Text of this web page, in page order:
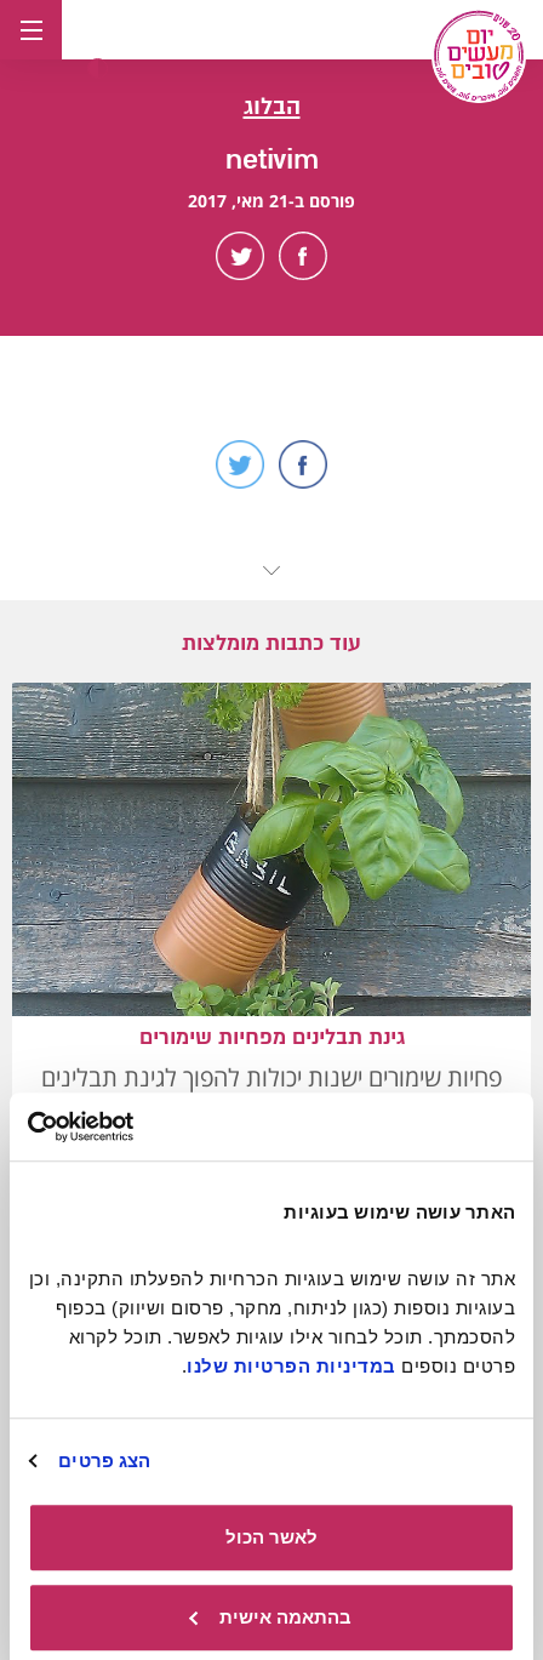
האתר עושה שימוש בעוגיות
פרטים נוספים במדיניות הפרטיות שלנו.
הצג פרטים
לאשר הכול
בהתאמה אישית
לתוכן
הבלוג
netivim
פורסם ב-21 מאי, 2017
עוד כתבות מומלצות
גינת תבלינים מפחיות שימורים
פחיות שימורים ישנות יכולות להפוך לגינת תבלינים
לכתבה המלאה